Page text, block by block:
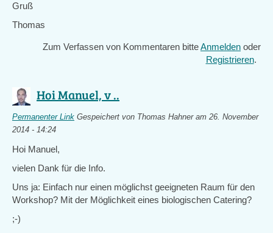
Gruß
Thomas
Zum Verfassen von Kommentaren bitteAnmelden oder
Registrieren.
Hoi Manuel, v ..
Permanenter Link Gespeichert von Thomas Hahneram 26. November
2014 - 14:24
Hoi Manuel,
vielen Dank für die Info.
Uns ja: Einfach nur einen möglichst geeigneten Raum für den
Workshop? Mit der Möglichkeit eines biologischen Catering?
;-)